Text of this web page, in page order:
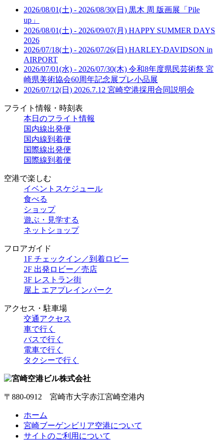
2026/08/01(土) - 2026/08/30(日) 黒木 周 版画展「Pile
up」
2026/08/01(土) - 2026/09/07(月) HAPPY SUMMER DAYS
2026
2026/07/18(土) - 2026/07/26(日) HARLEY-DAVIDSON in
AIRPORT
2026/07/01(水) - 2026/07/30(木) 令和8年度県民芸術祭 宮
崎県美術協会60周年記念展プレ小品展
2026/07/12(日) 2026.7.12 宮崎空港採用合同説明会
フライト情報・時刻表
本日のフライト情報
国内線出発便
国内線到着便
国際線出発便
国際線到着便
空港で楽しむ
イベントスケジュール
食べる
ショップ
遊ぶ・見学する
ネットショップ
フロアガイド
1F チェックイン／到着ロビー
2F 出発ロビー／売店
3F レストラン街
屋上 エアプレインパーク
アクセス・駐車場
交通アクセス
車で行く
バスで行く
電車で行く
タクシーで行く
〒880-0912 宮崎市大字赤江宮崎空港内
ホーム
宮崎ブーゲンビリア空港について
サイトのご利用について